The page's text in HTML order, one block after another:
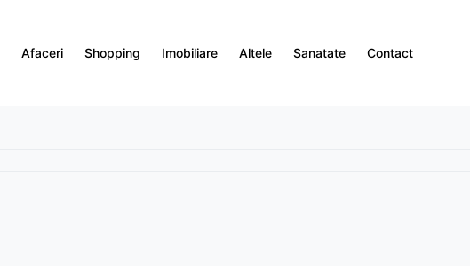
Afaceri Shopping Imobiliare Altele Sanatate Contact